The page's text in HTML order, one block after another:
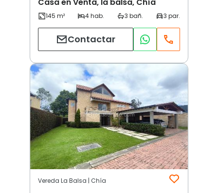
Contactar
Vereda La Balsa | Chía